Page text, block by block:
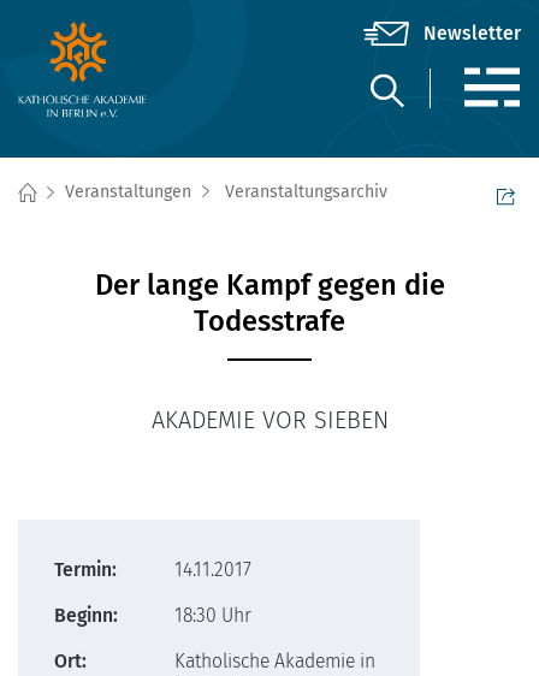
Veranstaltungen Veranstaltungsarchiv
Der lange Kampf gegen die
Todesstrafe
AKADEMIE VOR SIEBEN
Termin:
14.11.2017
Beginn:
18:30 Uhr
Ort:
Katholische Akademie in